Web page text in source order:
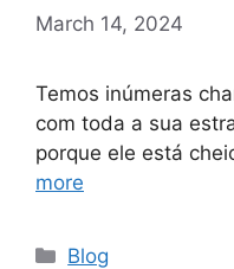
March 14, 2024
Temos inúmeras
com toda a sua
porque ele está
more
Categories
Blog